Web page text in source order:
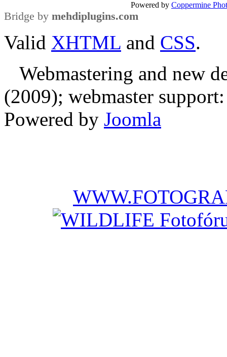
Powered by Coppermine
Bridge by mehdiplugins.com
Valid XHTML and CSS.
Webmastering and new
(2009); webmaster
Powered by Joomla